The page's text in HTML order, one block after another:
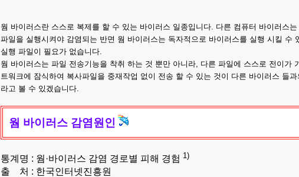
웜 바이러스란 스스로 복제를 할 수 있는 바이러스 일종입니다. 다른 컴퓨터 바이러스는
파일을 실행시켜야 감염되는 반면 웜 바이러스는 독자적으로 바이러스를 실행 시킬 수
실행 파일이 필요가 없습니다.
웜 바이러스는 파일 전송기능을 착취 하는 것 뿐만 아니라, 다른 파일에 스스로 전이가
트워크에 잠식하여 복사파일을 중재작업 없이 전송 할 수 있는 것이 다른 바이러스 들과
라고 볼 수 있겠습니다.
웜 바이러스 감염원인
통계명 : 웜·바이러스 감염 경로별 피해 경험 1)
출
처 : 한국인터넷진흥원